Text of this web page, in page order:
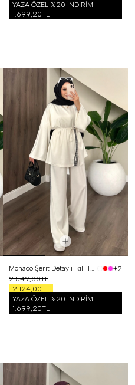
YAZA ÖZEL %20 İNDİRİM
1.699,20TL
Monaco Şerit Detaylı İkili Takım Beyaz
+2
2.549,00TL
2.124,00TL
YAZA ÖZEL %20 İNDİRİM
1.699,20TL